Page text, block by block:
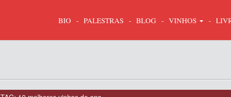
BIO PALESTRAS BLOG VINHOS